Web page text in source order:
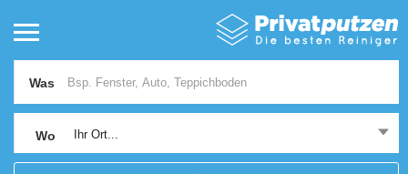
Was
Wo Ihr Ort...